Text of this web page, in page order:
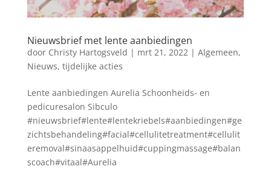
Nieuwsbrief met lente aanbiedingen
door Christy Hartogsveld | mrt 21, 2022| Algemeen,
Nieuws, tijdelijke acties
Lente aanbiedingen Aurelia Schoonheids- en
pedicuresalon Sibculo
#nieuwsbrief#lente#lentekriebels#aanbiedingen#ge
zichtsbehandeling#facial#cellulitetreatment#cellulit
eremoval#sinaasappelhuid#cuppingmassage#balan
scoach#vitaal#Aurelia